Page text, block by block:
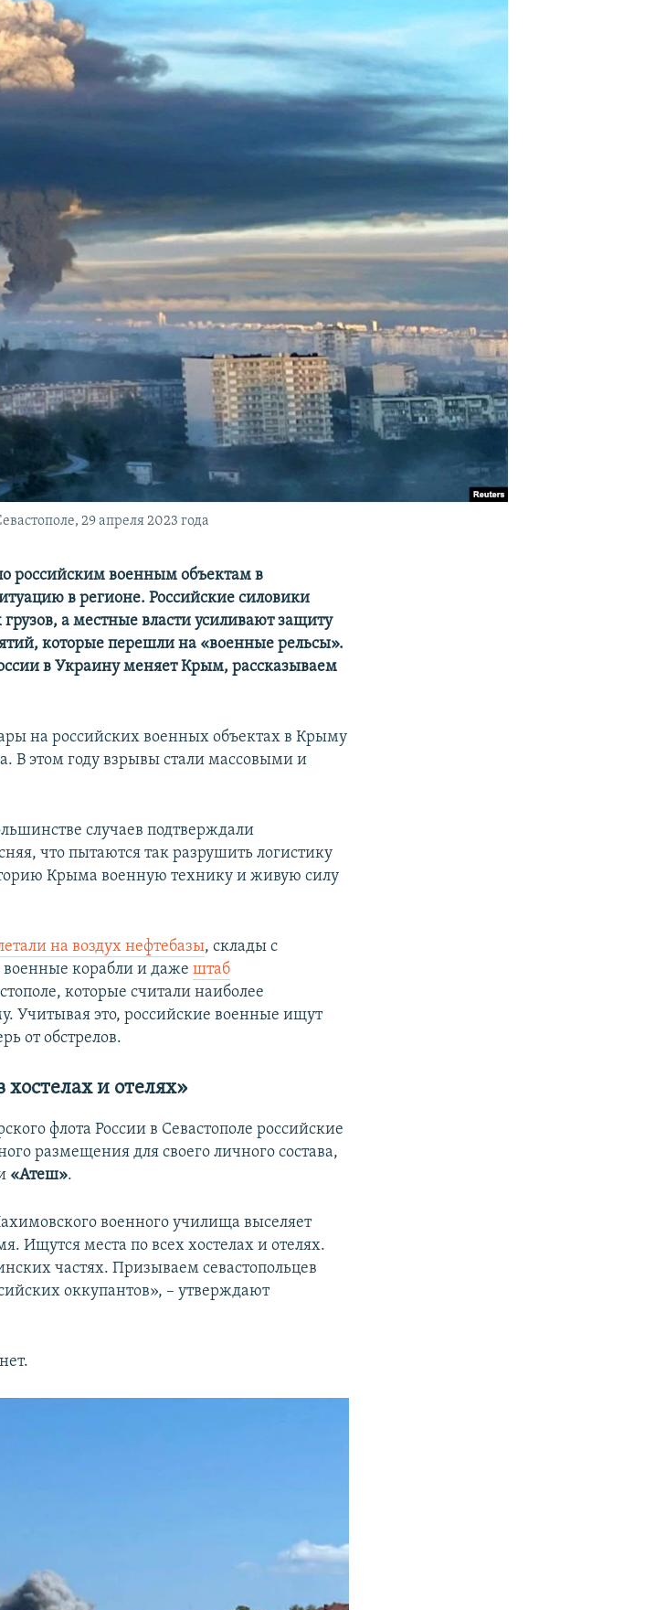
29 апреля 2023 года
российским военным объектам в
в регионе. Российские силовики
а местные власти усиливают защиту
которые перешли на «военные рельсы».
в Украину меняет Крым, рассказываем
на российских военных объектах в Крыму
В этом году взрывы стали массовыми и
случаев подтверждали
что пытаются так разрушить логистику
Крыма военную технику и живую силу
на воздух нефтебазы, склады с
корабли и дажештаб
которые считали наиболее
это, российские военные ищут
от обстрелов.
и отелях»
флота России в Севастополе российские
размещения для своего личного состава,
«Атеш».
военного училища выселяет
Ищутся места по всех хостелах и отелях.
частях. Призываем севастопольцев
оккупантов», – утверждают